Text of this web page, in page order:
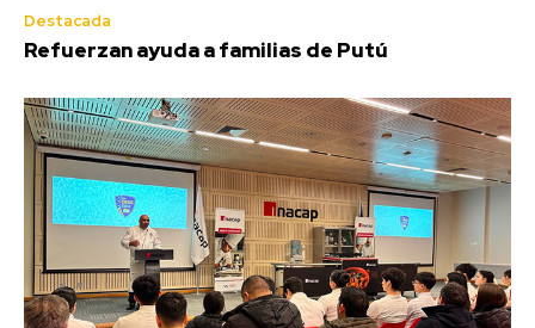
Destacada
Refuerzan ayuda a familias de Putú